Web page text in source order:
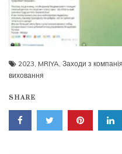
2023, MRIYA, Заходи з
виховання
SHARE